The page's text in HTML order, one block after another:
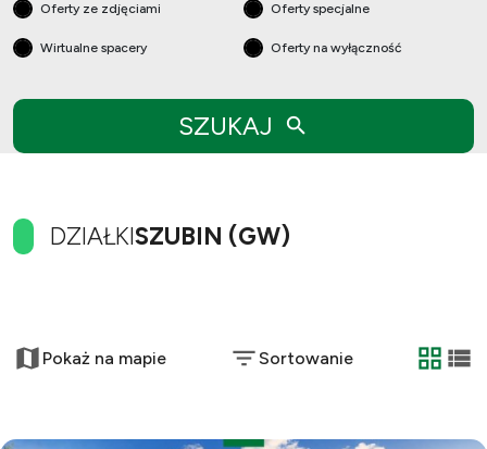
Oferty ze zdjęciami Oferty specjalne
Wirtualne spacery Oferty na wyłączność
SZUKAJ
DZIAŁKISZUBIN (GW)
−Pokaż na mapie Sortowanie
tabela